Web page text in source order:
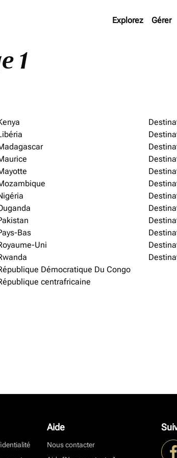
Explorez Gérer
1
Bas
Uni
Démocratique Du Congo
centrafricaine
Aide
Nous contacter